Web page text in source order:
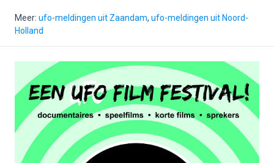
Meer: ufo-meldingen uit Zaandam, ufo-meldingen uit Noord-
Holland